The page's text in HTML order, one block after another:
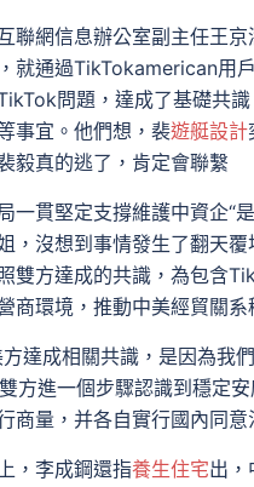
聯網信息辦公室副主任王
就通過TikTokamerican用
問題，達成了基礎共
事宜。他們想，裴遊艇設計
毅真的逃了，肯定會聯繫
一貫堅定支撐維護中資企“
，沒想到事情發生了翻天
雙方達成的共識，為包含
商環境，推動中美經貿關系
達成相關共識，是因為我
方進一個步驟認識到穩定
商量，并各自實行國內同意
，李成鋼還指養生住宅出，